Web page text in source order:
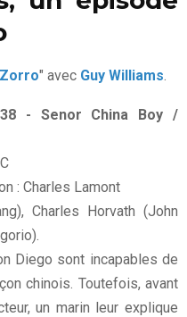
Zorro" avec Guy Williams
- Senor China Boy /
: Charles Lamont
Charles Horvath (John
Diego sont incapables de
chinois. Toutefois, avant
un marin leur explique